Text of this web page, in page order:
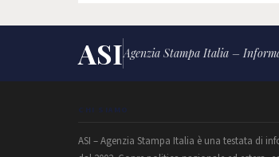
ASIAgenzia Stampa Italia –
CHI SIAMO
ASI – Agenzia Stampa Italia è una testata di